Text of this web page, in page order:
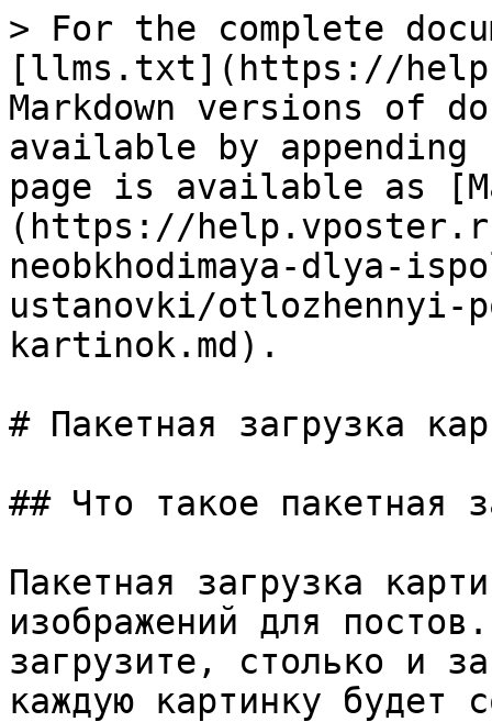
> For the complete
[llms.txt](https://
Markdown versions of
available by
page is available as
(https://
neobkhodimaya-dlya-
ustanovki/otlozhennyi-
kartinok.md).
# Пакетная загрузка
## Что такое пакетная
Пакетная загрузка
изображений для
загрузите, столько и
каждую картинку будет